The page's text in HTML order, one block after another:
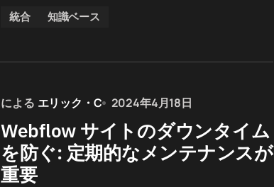
統合 知識ベース
による エリック・C 2024年4月18日
Webflow サイトのダウンタイム
を防ぐ: 定期的なメンテナンスが
重要